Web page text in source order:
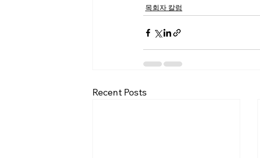
목회자 칼럼
Recent Posts